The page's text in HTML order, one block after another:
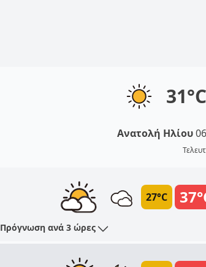
31°C
Ανατολή Ηλίου
27°C
Πρόγνωση ανά 3 ώρες